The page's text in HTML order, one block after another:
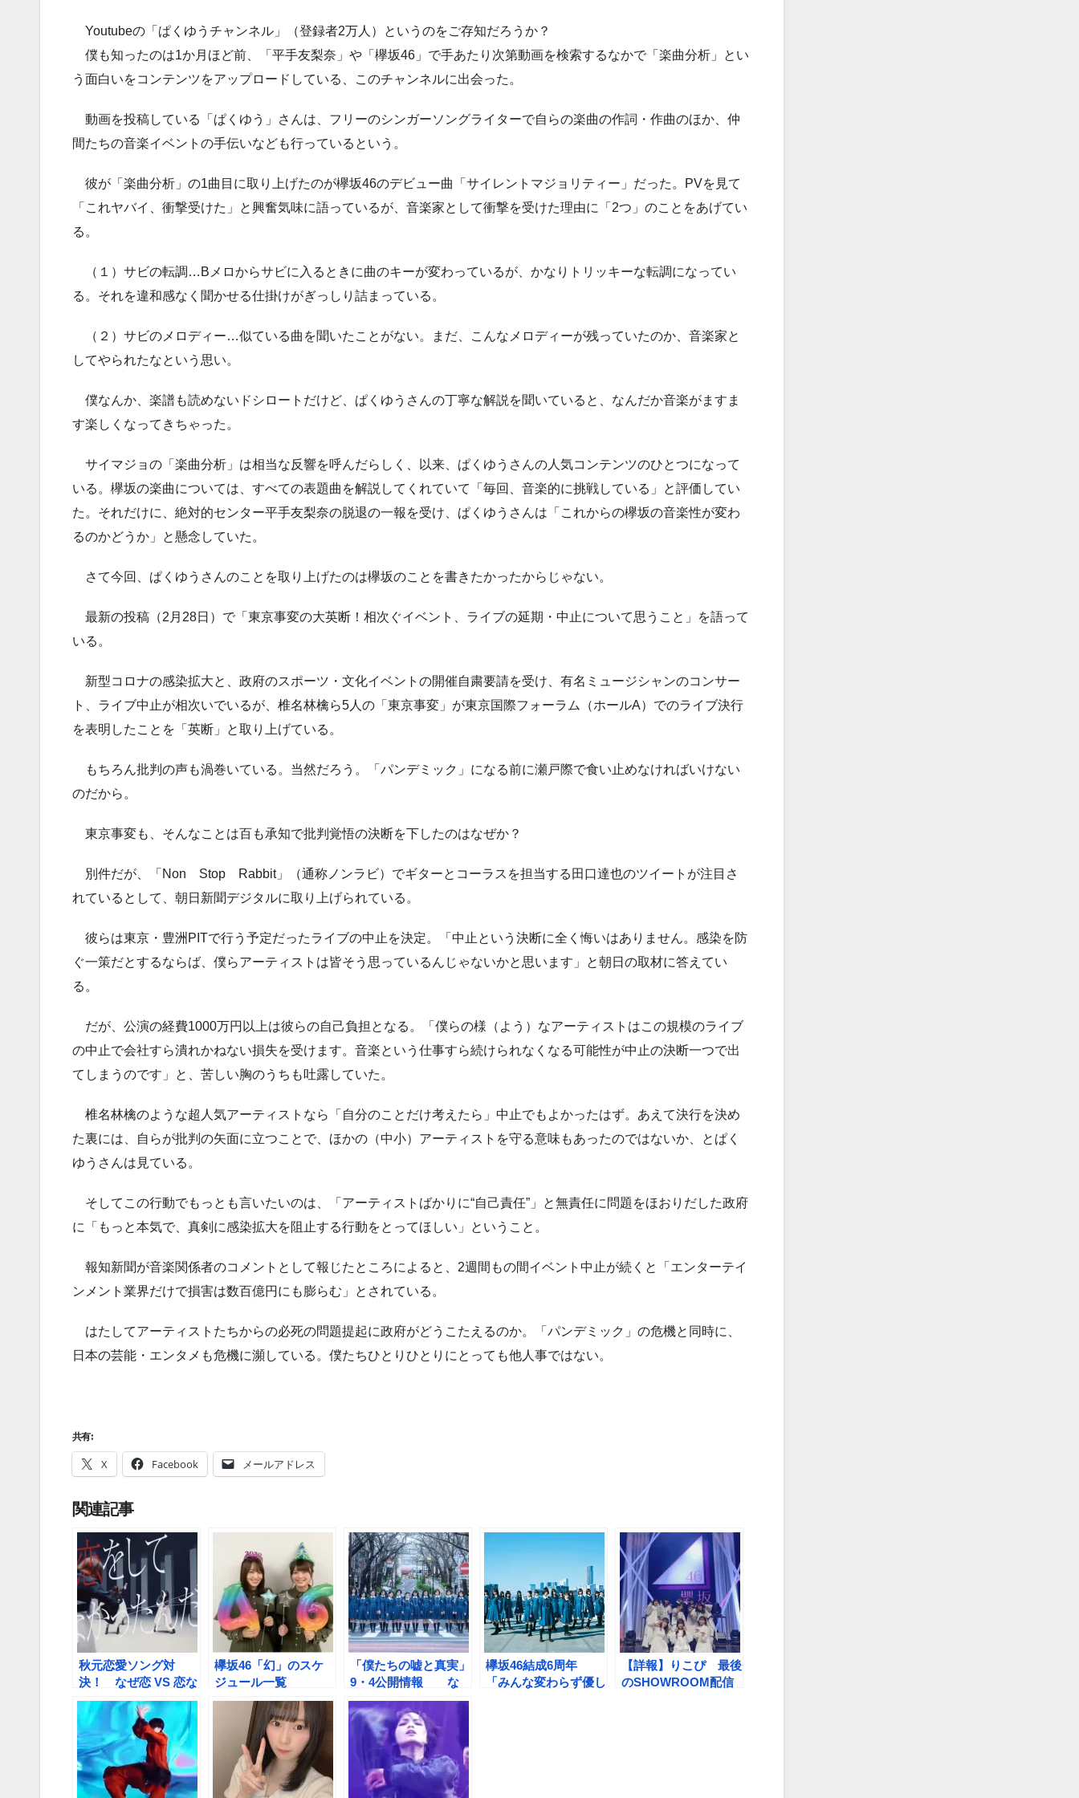
Youtubeの「ぱくゆうチャンネル」（登録者2万人）というのをご存知だろうか？
僕も知ったのは1か月ほど前、「平手友梨奈」や「欅坂46」で手あたり次第動画を検索するなかで「楽曲分析」とい
う面白いをコンテンツをアップロードしている、このチャンネルに出会った。
動画を投稿している「ぱくゆう」さんは、フリーのシンガーソングライターで自らの楽曲の作詞・作曲のほか、仲
間たちの音楽イベントの手伝いなども行っているという。
彼が「楽曲分析」の1曲目に取り上げたのが欅坂46のデビュー曲「サイレントマジョリティー」だった。PVを見て
「これヤバイ、衝撃受けた」と興奮気味に語っているが、音楽家として衝撃を受けた理由に「2つ」のことをあげてい
る。
（１）サビの転調…Bメロからサビに入るときに曲のキーが変わっているが、かなりトリッキーな転調になってい
る。それを違和感なく聞かせる仕掛けがぎっしり詰まっている。
（２）サビのメロディー…似ている曲を聞いたことがない。まだ、こんなメロディーが残っていたのか、音楽家と
してやられたなという思い。
僕なんか、楽譜も読めないドシロートだけど、ぱくゆうさんの丁寧な解説を聞いていると、なんだか音楽がますま
す楽しくなってきちゃった。
サイマジョの「楽曲分析」は相当な反響を呼んだらしく、以来、ぱくゆうさんの人気コンテンツのひとつになって
いる。欅坂の楽曲については、すべての表題曲を解説してくれていて「毎回、音楽的に挑戦している」と評価してい
た。それだけに、絶対的センター平手友梨奈の脱退の一報を受け、ぱくゆうさんは「これからの欅坂の音楽性が変わ
るのかどうか」と懸念していた。
さて今回、ぱくゆうさんのことを取り上げたのは欅坂のことを書きたかったからじゃない。
最新の投稿（2月28日）で「東京事変の大英断！相次ぐイベント、ライブの延期・中止について思うこと」を語って
いる。
新型コロナの感染拡大と、政府のスポーツ・文化イベントの開催自粛要請を受け、有名ミュージシャンのコンサー
ト、ライブ中止が相次いでいるが、椎名林檎ら5人の「東京事変」が東京国際フォーラム（ホールA）でのライブ決行
を表明したことを「英断」と取り上げている。
もちろん批判の声も渦巻いている。当然だろう。「パンデミック」になる前に瀬戸際で食い止めなければいけない
のだから。
東京事変も、そんなことは百も承知で批判覚悟の決断を下したのはなぜか？
別件だが、「Non Stop Rabbit」（通称ノンラビ）でギターとコーラスを担当する田口達也のツイートが注目さ
れているとして、朝日新聞デジタルに取り上げられている。
彼らは東京・豊洲PITで行う予定だったライブの中止を決定。「中止という決断に全く悔いはありません。感染を防
ぐ一策だとするならば、僕らアーティストは皆そう思っているんじゃないかと思います」と朝日の取材に答えてい
る。
だが、公演の経費1000万円以上は彼らの自己負担となる。「僕らの様（よう）なアーティストはこの規模のライブ
の中止で会社すら潰れかねない損失を受けます。音楽という仕事すら続けられなくなる可能性が中止の決断一つで出
てしまうのです」と、苦しい胸のうちも吐露していた。
椎名林檎のような超人気アーティストなら「自分のことだけ考えたら」中止でもよかったはず。あえて決行を決め
た裏には、自らが批判の矢面に立つことで、ほかの（中小）アーティストを守る意味もあったのではないか、とぱく
ゆうさんは見ている。
そしてこの行動でもっとも言いたいのは、「アーティストばかりに“自己責任”」と無責任に問題をほおりだした政府
に「もっと本気で、真剣に感染拡大を阻止する行動をとってほしい」ということ。
報知新聞が音楽関係者のコメントとして報じたところによると、2週間もの間イベント中止が続くと「エンターテイ
ンメント業界だけで損害は数百億円にも膨らむ」とされている。
はたしてアーティストたちからの必死の問題提起に政府がどうこたえるのか。「パンデミック」の危機と同時に、
日本の芸能・エンタメも危機に瀕している。僕たちひとりひとりにとっても他人事ではない。
共有:
X Facebook メールアドレス
関連記事
秋元恋愛ソング対
決！ なぜ恋 VS 恋な
んかNo thank you!
欅坂46「幻」のスケ
ジュール一覧
「僕たちの嘘と真実」
9・4公開情報 な
ぜ、ねる22歳の誕生
日に？
欅坂46結成6周年
「みんな変わらず優し
【詳報】りこぴ 最後
のSHOWROOM配信